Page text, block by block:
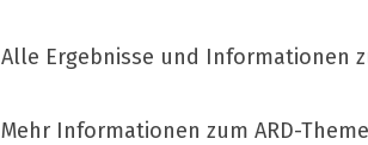
Alle Ergebnisse und Informationen
Mehr Informationen zum ARD-